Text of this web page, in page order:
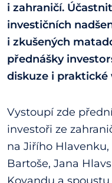
i zahraničí.
investičních
i zkušených
přednášky
diskuze i praktické
Vystoupí zde
investoři ze
na Jiřího
Bartoše, Jana